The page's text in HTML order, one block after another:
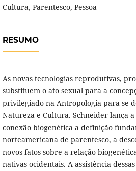
Cultura, Parentesco, Pessoa
RESUMO
As novas tecnologias reprodutivas,
substituem o ato sexual para a
privilegiado na Antropologia para se
Natureza e Cultura. Schneider lança
conexão biogenética a definição
norteamericana de parentesco, a
novos fatos sobre a relação
nativas ocidentais. A assistência